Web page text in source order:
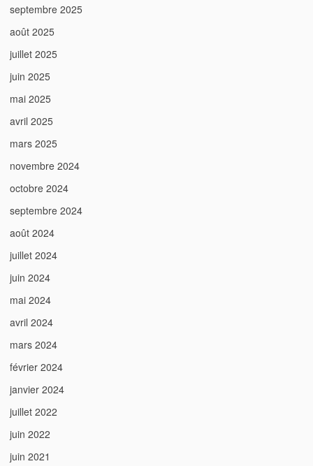
septembre 2025
août 2025
juillet 2025
juin 2025
mai 2025
avril 2025
mars 2025
novembre 2024
octobre 2024
septembre 2024
août 2024
juillet 2024
juin 2024
mai 2024
avril 2024
mars 2024
février 2024
janvier 2024
juillet 2022
juin 2022
juin 2021